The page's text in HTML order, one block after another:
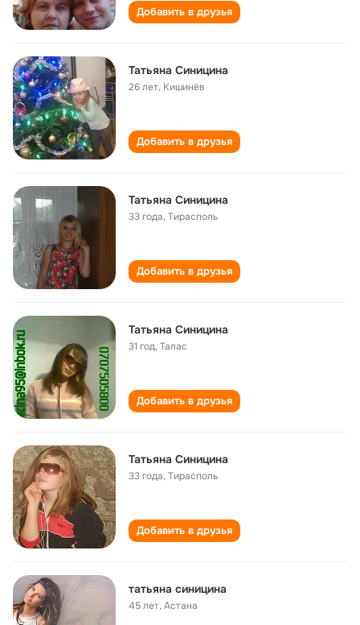
Добавить в друзья
Татьяна Синицина
26 лет, Кишинёв
Добавить в друзья
Татьяна Синицина
33 года,Тирасполь
Добавить в друзья
Татьяна Синицина
31 год,Талас
Добавить в друзья
Татьяна Синицина
33 года,Тирасполь
Добавить в друзья
татьяна синицина
45 лет,Астана